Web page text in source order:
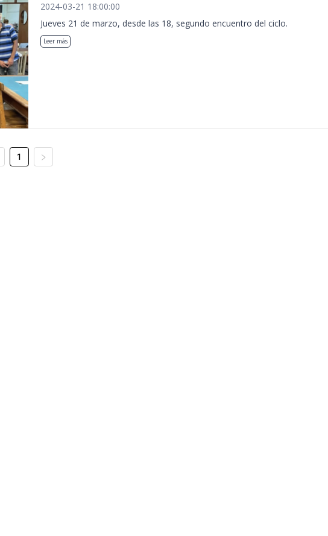
2024-03-21 18:00:00
Jueves 21 de marzo, desde las 18, segundo encuentro del ciclo.
Leer más
1